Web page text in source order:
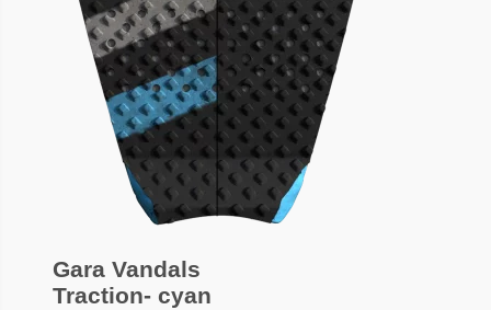
Gara Vandals
Traction- cyan